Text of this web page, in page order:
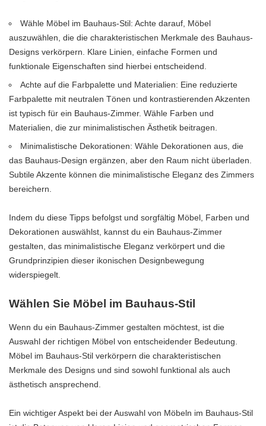
Wähle Möbel im Bauhaus-Stil: Achte darauf, Möbel
auszuwählen, die die charakteristischen Merkmale des Bauhaus-
Designs verkörpern. Klare Linien, einfache Formen und
funktionale Eigenschaften sind hierbei entscheidend.
Achte auf die Farbpalette und Materialien: Eine reduzierte
Farbpalette mit neutralen Tönen und kontrastierenden Akzenten
ist typisch für ein Bauhaus-Zimmer. Wähle Farben und
Materialien, die zur minimalistischen Ästhetik beitragen.
Minimalistische Dekorationen: Wähle Dekorationen aus, die
das Bauhaus-Design ergänzen, aber den Raum nicht überladen.
Subtile Akzente können die minimalistische Eleganz des Zimmers
bereichern.
Indem du diese Tipps befolgst und sorgfältig Möbel, Farben und
Dekorationen auswählst, kannst du ein Bauhaus-Zimmer
gestalten, das minimalistische Eleganz verkörpert und die
Grundprinzipien dieser ikonischen Designbewegung
widerspiegelt.
Wählen Sie Möbel im Bauhaus-Stil
Wenn du ein Bauhaus-Zimmer gestalten möchtest, ist die
Auswahl der richtigen Möbel von entscheidender Bedeutung.
Möbel im Bauhaus-Stil verkörpern die charakteristischen
Merkmale des Designs und sind sowohl funktional als auch
ästhetisch ansprechend.
Ein wichtiger Aspekt bei der Auswahl von Möbeln im Bauhaus-Stil